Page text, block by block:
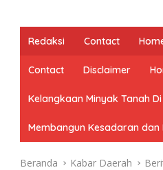
Redaksi Contact
Contact Disclaimer
Kelangkaan Minyak Tanah
Membangun Kesadaran dan
Beranda Kabar Daerah